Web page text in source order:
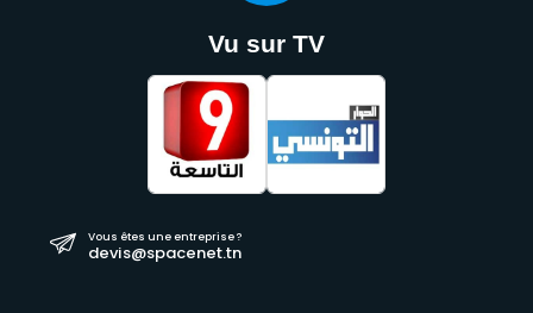
Vu sur TV
Vous êtes une entreprise ?
devis@spacenet.tn